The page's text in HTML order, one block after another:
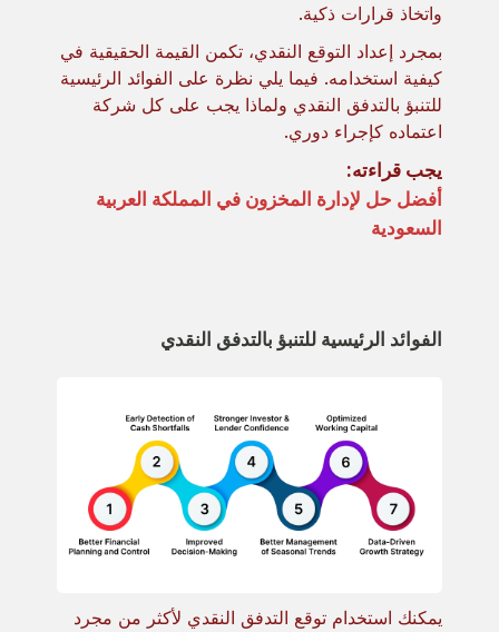
واتخاذ قرارات ذكية.
بمجرد إعداد التوقع النقدي، تكمن القيمة الحقيقية في
كيفية استخدامه. فيما يلي نظرة على الفوائد الرئيسية
للتنبؤ بالتدفق النقدي ولماذا يجب على كل شركة
اعتماده كإجراء دوري.
يجب قراءته:
أفضل حل لإدارة المخزون في المملكة العربية
السعودية
الفوائد الرئيسية للتنبؤ بالتدفق النقدي
يمكنك استخدام توقع التدفق النقدي لأكثر من مجرد